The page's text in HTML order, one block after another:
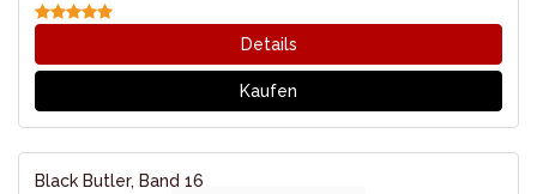
Details
Kaufen
Black Butler, Band 16